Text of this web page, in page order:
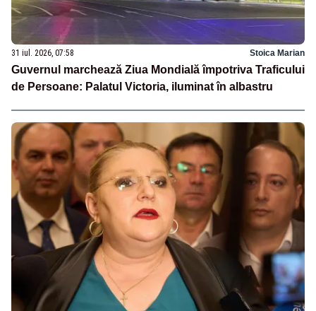
31 iul. 2026, 07:58 Stoica Marian
Guvernul marchează Ziua Mondială împotriva Traficului
de Persoane: Palatul Victoria, iluminat în albastru